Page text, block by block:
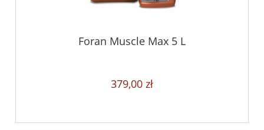
Foran Muscle Max 5 L
379,00 zł